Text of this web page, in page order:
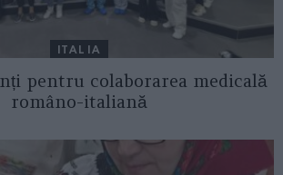
ITALIA
pentru colaborarea medicală
româno-italiană